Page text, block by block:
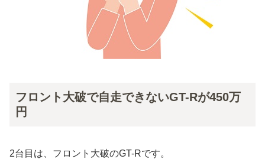
フロント大破で自走できないGT-Rが450万
円
2台目は、フロント大破のGT-Rです。